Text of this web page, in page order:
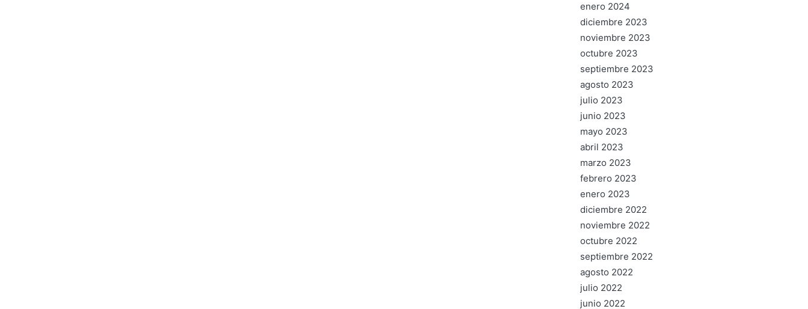
enero 2024
diciembre 2023
noviembre 2023
octubre 2023
septiembre 2023
agosto 2023
julio 2023
junio 2023
mayo 2023
abril 2023
marzo 2023
febrero 2023
enero 2023
diciembre 2022
noviembre 2022
octubre 2022
septiembre 2022
agosto 2022
julio 2022
junio 2022